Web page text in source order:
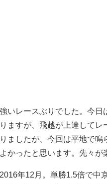
強いレースぶりでした。今
ますが、飛越が上達してレ
ましたが、今回は平地で
かったと思います。先々が
年12月。単勝1.5倍で中